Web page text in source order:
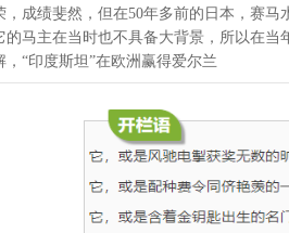
，成绩斐然，但在50年多前的日本，赛马
的马主在当时也不具备大背景，所以在当
，“印度斯坦”在欧洲赢得爱尔兰